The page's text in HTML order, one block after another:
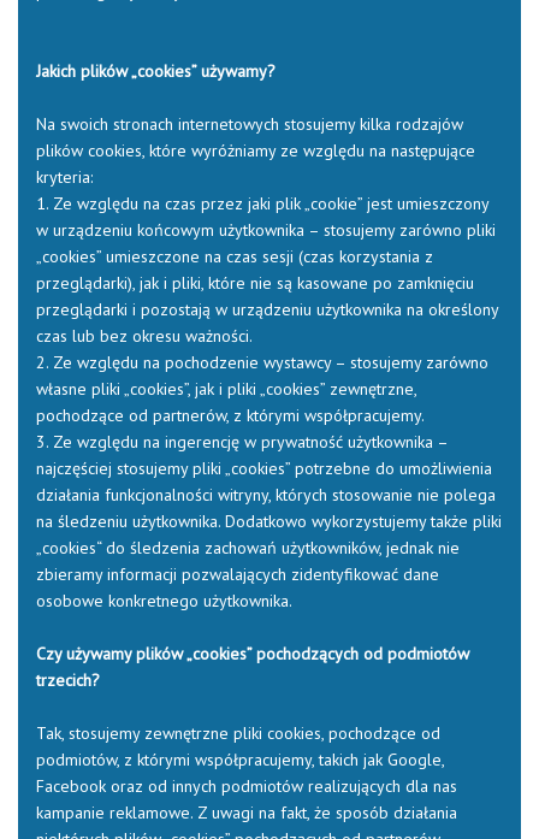
Jakich plików „cookies” używamy?
Na swoich stronach internetowych stosujemy kilka rodzajów
plików cookies, które wyróżniamy ze względu na następujące
kryteria:
1. Ze względu na czas przez jaki plik „cookie” jest umieszczony
w urządzeniu końcowym użytkownika – stosujemy zarówno pliki
„cookies” umieszczone na czas sesji (czas korzystania z
przeglądarki), jak i pliki, które nie są kasowane po zamknięciu
przeglądarki i pozostają w urządzeniu użytkownika na określony
czas lub bez okresu ważności.
2. Ze względu na pochodzenie wystawcy – stosujemy zarówno
własne pliki „cookies”, jak i pliki „cookies” zewnętrzne,
pochodzące od partnerów, z którymi współpracujemy.
3. Ze względu na ingerencję w prywatność użytkownika –
najczęściej stosujemy pliki „cookies” potrzebne do umożliwienia
działania funkcjonalności witryny, których stosowanie nie polega
na śledzeniu użytkownika. Dodatkowo wykorzystujemy także pliki
„cookies“ do śledzenia zachowań użytkowników, jednak nie
zbieramy informacji pozwalających zidentyfikować dane
osobowe konkretnego użytkownika.
Czy używamy plików „cookies” pochodzących od podmiotów
trzecich?
Tak, stosujemy zewnętrzne pliki cookies, pochodzące od
podmiotów, z którymi współpracujemy, takich jak Google,
Facebook oraz od innych podmiotów realizujących dla nas
kampanie reklamowe. Z uwagi na fakt, że sposób działania